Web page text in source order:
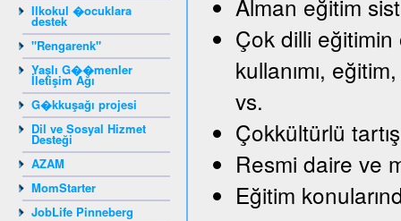
Ilkokul �ocuklara
destek
"Rengarenk"
Yaşlı G��menler
İletişim Ağı
G�kkuşağı projesi
Dil ve Sosyal Hizmet
Desteği
AZAM
MomStarter
JobLife Pinneberg
Alman eğitim
Çok dilli
kullanımı,
vs.
Çokkültürlü
Resmi daire ve
Eğitim